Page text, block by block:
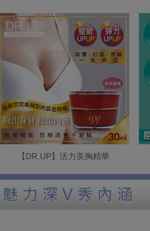
【DR.UP】活力美胸精華